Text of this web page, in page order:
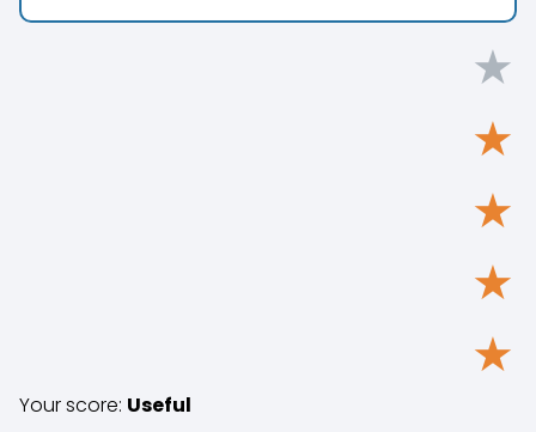
★
★
★
★
★
Your score: Useful